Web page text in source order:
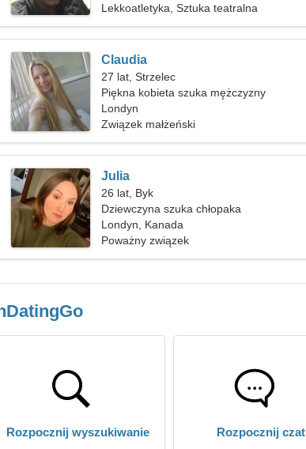
Lekkoatletyka, Sztuka teatralna
Claudia
27 lat, Strzelec
Piękna kobieta szuka mężczyzny
Londyn
Związek małżeński
Julia
26 lat, Byk
Dziewczyna szuka chłopaka
Londyn, Kanada
Poważny związek
Rozpocznij wyszukiwanie Rozpocznij czat